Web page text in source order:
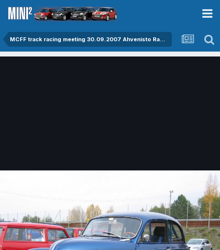
MCFF track racing meeting 30.09.2007 Ahvenisto Raceway